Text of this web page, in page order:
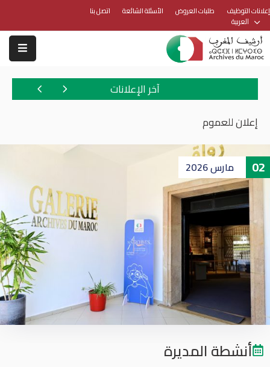
إعلانات التوظيف طلبات العروض الأسئلة الشائعة اتصل بنا
العربية
آخر الإعلانات
إعلان للعموم
أنشطة المديرة